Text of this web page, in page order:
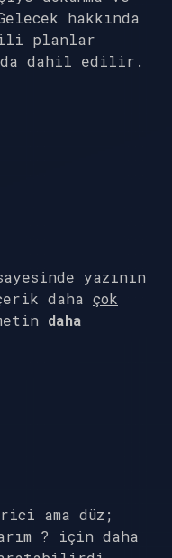
hakkında
planlar
da dahil edilir.
yazının
daha çok
daha
ama düz;
? için daha